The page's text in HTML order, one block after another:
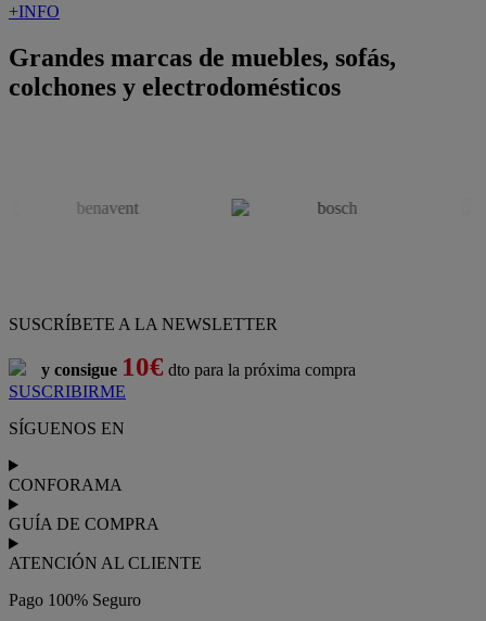
+INFO
Grandes marcas de muebles, sofás,
colchones y electrodomésticos
SUSCRÍBETE A LA NEWSLETTER
y consigue 10€ dto para la próxima compra
SUSCRIBIRME
SÍGUENOS EN
CONFORAMA
GUÍA DE COMPRA
ATENCIÓN AL CLIENTE
Pago 100% Seguro